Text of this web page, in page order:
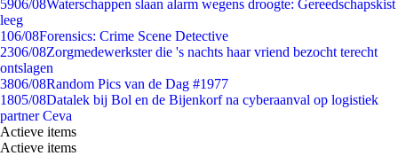
5906/08Waterschappen slaan alarm wegens droogte: Gereedschapskist
leeg
106/08Forensics: Crime Scene Detective
2306/08Zorgmedewerkster die 's nachts haar vriend bezocht terecht
ontslagen
3806/08Random Pics van de Dag #1977
1805/08Datalek bij Bol en de Bijenkorf na cyberaanval op logistiek
partner Ceva
Actieve items
Actieve items